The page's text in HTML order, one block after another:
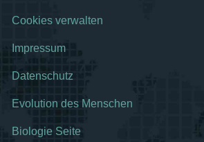
Cookies verwalten
Impressum
Datenschutz
Evolution des Menschen
Biologie Seite